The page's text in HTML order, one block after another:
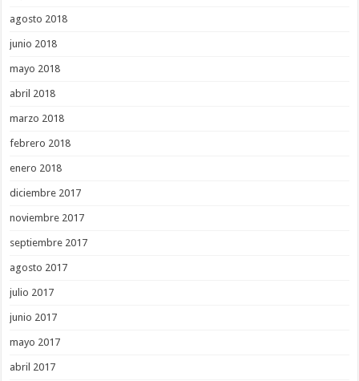
agosto 2018
junio 2018
mayo 2018
abril 2018
marzo 2018
febrero 2018
enero 2018
diciembre 2017
noviembre 2017
septiembre 2017
agosto 2017
julio 2017
junio 2017
mayo 2017
abril 2017